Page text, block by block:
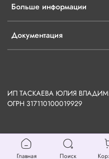
Больше информации
Документация
ИП ТАСКАЕВА ЮЛИЯ
ОГРН 317110100019929
Главная Поиск